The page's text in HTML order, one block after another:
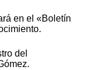
en el «Boletín
del